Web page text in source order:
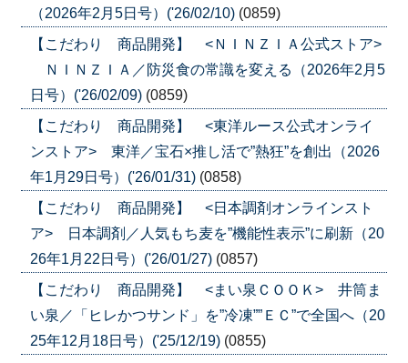
（2026年2月5日号）('26/02/10) (0859)
【こだわり 商品開発】 <ＮＩＮＺＩＡ公式ストア>
ＮＩＮＺＩＡ／防災食の常識を変える（2026年2月5
日号）('26/02/09) (0859)
【こだわり 商品開発】 <東洋ルース公式オンライ
ンストア> 東洋／宝石×推し活で”熱狂”を創出（2026
年1月29日号）('26/01/31) (0858)
【こだわり 商品開発】 <日本調剤オンラインスト
ア> 日本調剤／人気もち麦を”機能性表示”に刷新（20
26年1月22日号）('26/01/27) (0857)
【こだわり 商品開発】 <まい泉ＣＯＯＫ> 井筒ま
い泉／「ヒレかつサンド」を”冷凍””ＥＣ”で全国へ（20
25年12月18日号）('25/12/19) (0855)